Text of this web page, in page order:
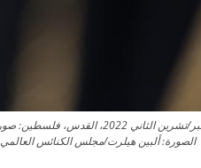
الصورة: ألبين هيلرت/مجلس الكنائس العالمي